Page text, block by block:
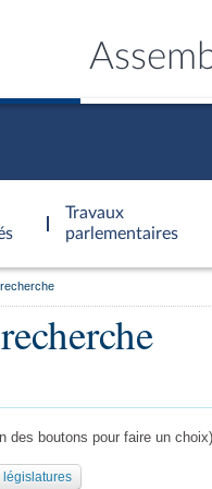
Travaux
parlementaires
des boutons pour faire un choix)
législatures